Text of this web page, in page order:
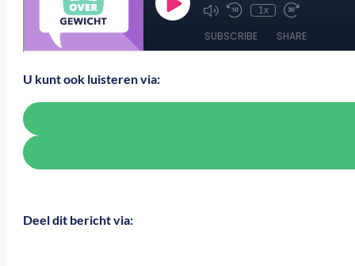
U kunt ook luisteren via:
Deel dit bericht via: